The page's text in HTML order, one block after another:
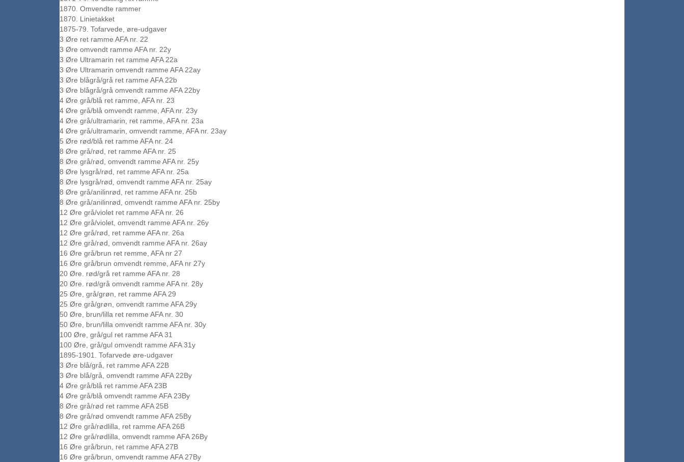
1870. Omvendte rammer
1870. Linietakket
1875-79. Tofarvede, øre-udgaver
3 Øre ret ramme AFA nr. 22
3 Øre omvendt ramme AFA nr. 22y
3 Øre Ultramarin ret ramme AFA 22a
3 Øre Ultramarin omvendt ramme AFA 22ay
3 Øre blågrå/grå ret ramme AFA 22b
3 Øre blågrå/grå omvendt ramme AFA 22by
4 Øre grå/blå ret ramme, AFA nr. 23
4 Øre grå/blå omvendt ramme, AFA nr. 23y
4 Øre grå/ultramarin, ret ramme, AFA nr. 23a
4 Øre grå/ultramarin, omvendt ramme, AFA nr. 23ay
5 Øre rød/blå ret ramme AFA nr. 24
8 Øre grå/rød, ret ramme AFA nr. 25
8 Øre grå/rød, omvendt ramme AFA nr. 25y
8 Øre lysgrå/rød, ret ramme AFA nr. 25a
8 Øre lysgrå/rød, omvendt ramme AFA nr. 25ay
8 Øre grå/anilinrød, ret ramme AFA nr. 25b
8 Øre grå/anilinrød, omvendt ramme AFA nr. 25by
12 Øre grå/violet ret ramme AFA nr. 26
12 Øre grå/violet, omvendt ramme AFA nr. 26y
12 Øre grå/rød, ret ramme AFA nr. 26a
12 Øre grå/rød, omvendt ramme AFA nr. 26ay
16 Øre grå/brun ret remme, AFA nr 27
16 Øre grå/brun omvendt remme, AFA nr 27y
20 Øre. rød/grå ret ramme AFA nr. 28
20 Øre. rød/grå omvendt ramme AFA nr. 28y
25 Øre, grå/grøn, ret ramme AFA 29
25 Øre grå/grøn, omvendt ramme AFA 29y
50 Øre, brun/lilla ret remme AFA nr. 30
50 Øre, brun/lilla omvendt ramme AFA nr. 30y
100 Øre, grå/gul ret ramme AFA 31
100 Øre, grå/gul omvendt ramme AFA 31y
1895-1901. Tofarvede øre-udgaver
3 Øre blå/grå, ret ramme AFA 22B
3 Øre blå/grå, omvendt ramme AFA 22By
4 Øre grå/blå ret ramme AFA 23B
4 Øre grå/blå omvendt ramme AFA 23By
8 Øre grå/rød ret ramme AFA 25B
8 Øre grå/rød omvendt ramme AFA 25By
12 Øre grå/rødlilla, ret ramme AFA 26B
12 Øre grå/rødlilla, omvendt ramme AFA 26By
16 Øre grå/brun, ret ramme AFA 27B
16 Øre grå/brun, omvendt ramme AFA 27By